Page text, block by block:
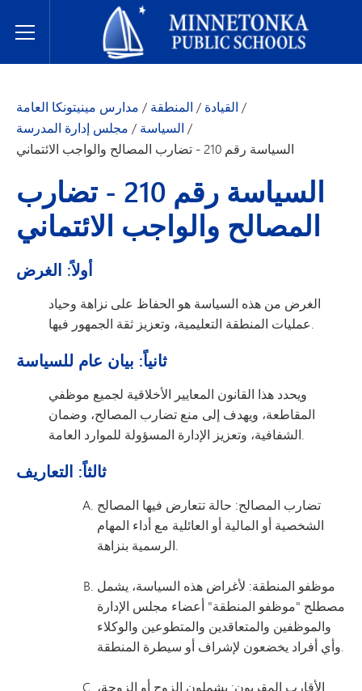
Toggle Menu
مدارس مينيتونكا العامة
مدارس مينيتونكا العامة / المنطقة / القيادة /
مجلس إدارة المدرسة / السياسة /
السياسة رقم 210 - تضارب المصالح والواجب الائتماني
السياسة رقم 210 - تضارب
المصالح والواجب الائتماني
أولاً: الغرض
الغرض من هذه السياسة هو الحفاظ على نزاهة وحياد
عمليات المنطقة التعليمية، وتعزيز ثقة الجمهور فيها.
ثانياً: بيان عام للسياسة
ويحدد هذا القانون المعايير الأخلاقية لجميع موظفي
المقاطعة، ويهدف إلى منع تضارب المصالح، وضمان
الشفافية، وتعزيز الإدارة المسؤولة للموارد العامة.
ثالثاً: التعاريف
تضارب المصالح: حالة تتعارض فيها المصالح
الشخصية أو المالية أو العائلية مع أداء المهام
الرسمية بنزاهة.
موظفو المنطقة: لأغراض هذه السياسة، يشمل
مصطلح "موظفو المنطقة" أعضاء مجلس الإدارة
والموظفين والمتعاقدين والمتطوعين والوكلاء
وأي أفراد يخضعون لإشراف أو سيطرة المنطقة.
الأقارب المقربون: يشملون الزوج أو الزوجة،